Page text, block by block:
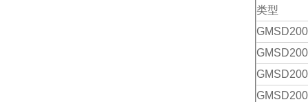
类型
GMSD
GMSD
GMSD
GMSD